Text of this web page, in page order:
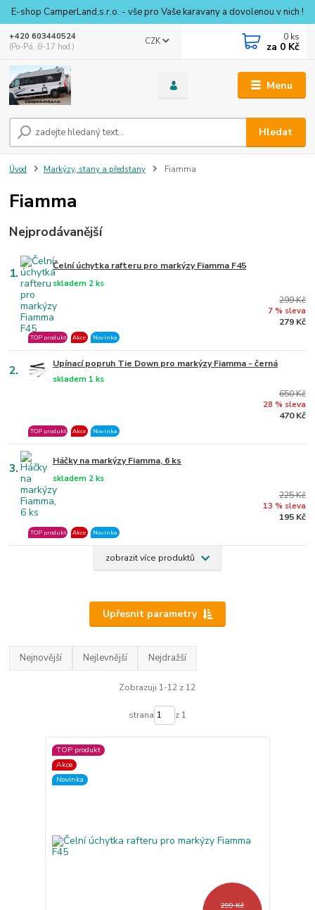
E-shop CamperLand,s.r.o. - vše pro Vaše karavany a dovolenou v nich !
Menu
CZK
Hledat
+420 603440524
(Po-Pá, 8-17 hod.)
0 ks
za 0 Kč
Úvod Markýzy, stany a předstany Fiamma
Fiamma
Nejprodávanější
1. Čelní úchytka rafteru pro markýzy Fiamma F45
skladem 2 ks
TOP produkt Akce Novinka
299 Kč
7 % sleva
279 Kč
2. Upínací popruh Tie Down pro markýzy Fiamma - černá
skladem 1 ks
TOP produkt Akce Novinka
650 Kč
28 % sleva
470 Kč
3. Háčky na markýzy Fiamma, 6 ks
skladem 2 ks
TOP produkt Akce Novinka
225 Kč
13 % sleva
195 Kč
zobrazit více produktů
Upřesnit parametry
Nejnovější Nejlevnější Nejdražší
Zobrazuji 1-12 z 12
strana z 1
TOP produkt
Akce
Novinka
299 Kč